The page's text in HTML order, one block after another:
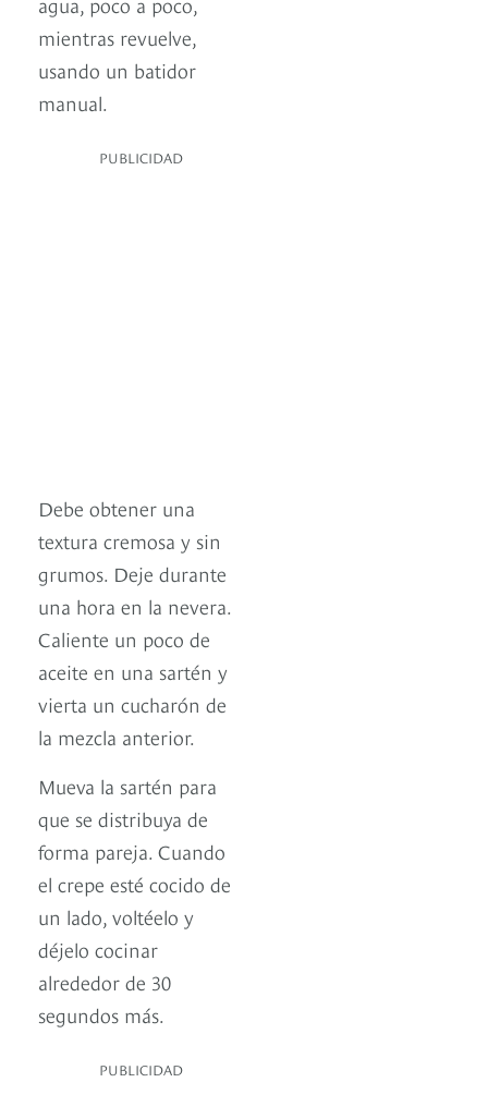
mientras revuelve,
usando un batidor
manual.
PUBLICIDAD
Debe obtener una
textura cremosa y sin
grumos. Deje durante
una hora en la nevera.
Caliente un poco de
aceite en una sartén y
vierta un cucharón de
la mezcla anterior.
Mueva la sartén para
que se distribuya de
forma pareja. Cuando
el crepe esté cocido de
un lado, voltéelo y
déjelo cocinar
alrededor de 30
segundos más.
PUBLICIDAD